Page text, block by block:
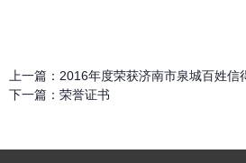
上一篇： 2016年度荣获济南市泉城百姓信
下一篇： 荣誉证书